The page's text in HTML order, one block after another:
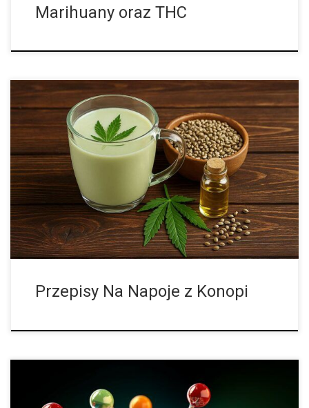
Marihuany oraz THC
Konopie awansowały społecznie. Z lumpenplanty do
superfoodu. Z osiedlowych legend do supermarketowych półek.
A wszystko to za sprawą ich bezwstydnie zdrowych nasion –
pozbawionych mocy odurzającej, lecz bogatych w białko, […]
Przepisy Na Napoje z Konopi